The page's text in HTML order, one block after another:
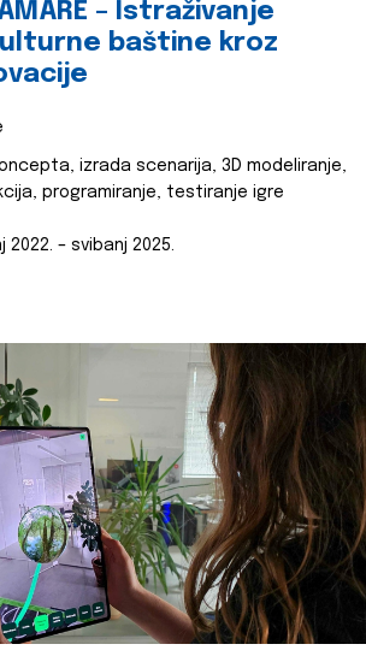
– Istraživanje
baštine kroz
izrada scenarija, 3D modeliranje,
programiranje, testiranje igre
2022. – svibanj 2025.